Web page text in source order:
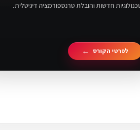
חדשות והובלת טרנספורמציה דיגיטלית.
לפרטי הקורס